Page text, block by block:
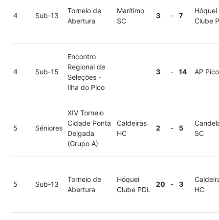
4 Sub-13
Torneio de
Abertura
Marítimo
SC
3 - 7
Hóquei
Clube
4 Sub-15
Encontro
Regional de
Seleções -
Ilha do Pico
3 - 14 AP Pico
5 Séniores
XIV Torneio
Cidade Ponta
Delgada
(Grupo A)
Caldeiras
HC
2 - 5
SC
5 Sub-13
Torneio de
Abertura
Hóquei
Clube PDL
20 - 3
HC